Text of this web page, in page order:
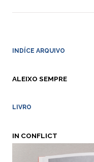
INDÍCE ARQUIVO
ALEIXO SEMPRE
LIVRO
IN CONFLICT